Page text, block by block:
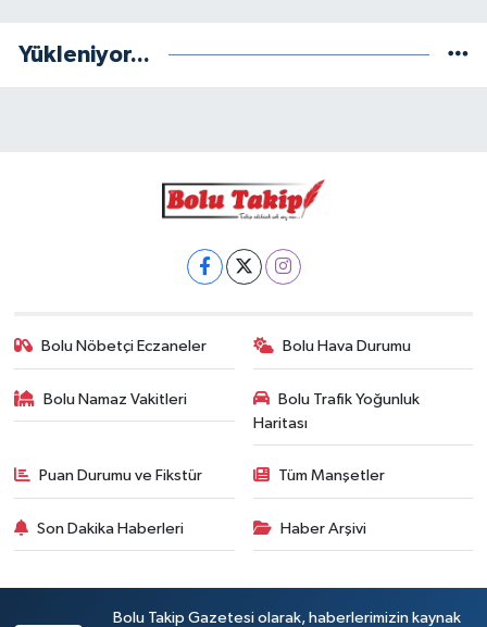
Yükleniyor...
Bolu Nöbetçi Eczaneler Bolu Hava Durumu
Bolu Namaz Vakitleri
Bolu Trafik Yoğunluk
Haritası
Puan Durumu ve Fikstür Tüm Manşetler
Son Dakika Haberleri Haber Arşivi
Bolu Takip Gazetesi olarak, haberlerimizin kaynak